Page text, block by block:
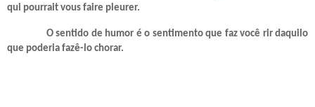
qui pourrait vous faire pleurer.
O sentido de humor é o sentimento que faz você rir daquilo
que poderia fazê-lo chorar.